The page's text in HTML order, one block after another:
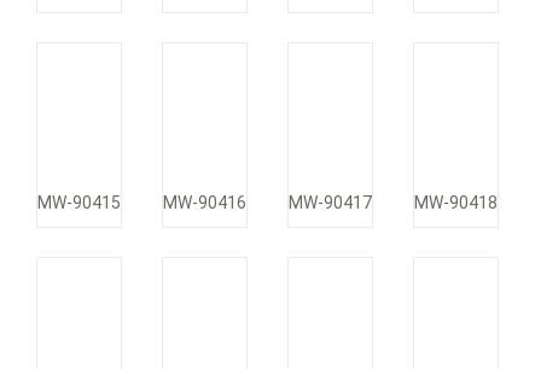
MW-90415 MW-90416 MW-90417 MW-90418